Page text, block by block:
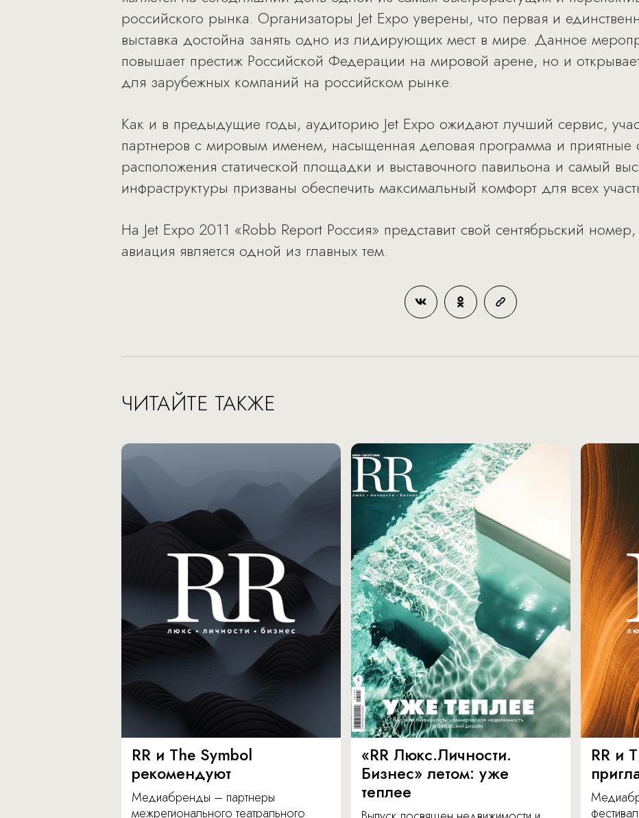
российского рынка. Организаторы Jet Expo уверены, что первая и
выставка достойна занять одно из лидирующих мест в мире. Данное
повышает престиж Российской Федерации на мировой арене, но и
для зарубежных компаний на российском рынке.
Как и в предыдущие годы, аудиторию Jet Expo ожидают лучший сервис,
партнеров с мировым именем, насыщенная деловая программа и приятные
расположения статической площадки и выставочного павильона и самый
инфраструктуры призваны обеспечить максимальный комфорт для всех
На Jet Expo 2011 «Robb Report Россия» представит свой сентябрьский
авиация является одной из главных тем.
ЧИТАЙТЕ ТАКЖЕ
RR и The Symbol
рекомендуют
Медиабренды – партнеры
межрегионального театрального
«RR Люкс.Личности.
Бизнес» летом: уже
теплее
RR и